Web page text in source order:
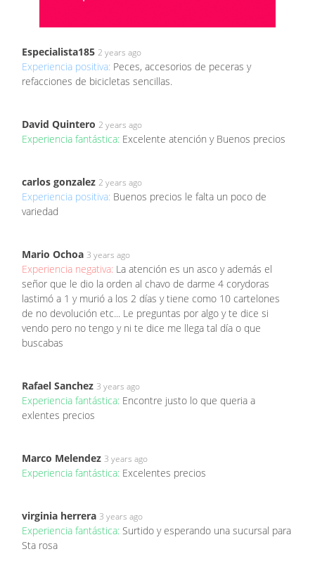
Especialista185 2 years ago
Experiencia positiva: Peces, accesorios de peceras y
refacciones de bicicletas sencillas.
David Quintero 2 years ago
Experiencia fantástica: Excelente atención y Buenos precios
carlos gonzalez 2 years ago
Experiencia positiva: Buenos precios le falta un poco de
variedad
Mario Ochoa 3 years ago
Experiencia negativa: La atención es un asco y además el
señor que le dio la orden al chavo de darme 4 corydoras
lastimó a 1 y murió a los 2 días y tiene como 10 cartelones
de no devolución etc... Le preguntas por algo y te dice si
vendo pero no tengo y ni te dice me llega tal día o que
buscabas
Rafael Sanchez 3 years ago
Experiencia fantástica: Encontre justo lo que queria a
exlentes precios
Marco Melendez 3 years ago
Experiencia fantástica: Excelentes precios
virginia herrera 3 years ago
Experiencia fantástica: Surtido y esperando una sucursal para
Sta rosa